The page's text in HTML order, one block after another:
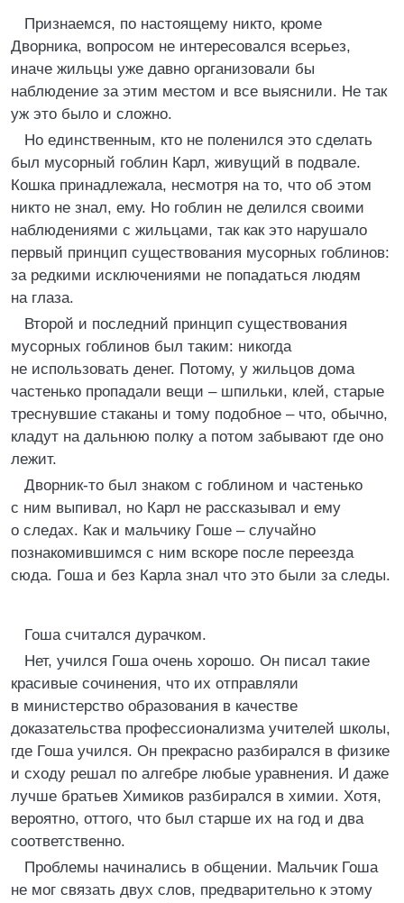
Признаемся, по настоящему никто, кроме
Дворника, вопросом не интересовался всерьез,
иначе жильцы уже давно организовали бы
наблюдение за этим местом и все выяснили. Не так
уж это было и сложно.
Но единственным, кто не поленился это сделать
был мусорный гоблин Карл, живущий в подвале.
Кошка принадлежала, несмотря на то, что об этом
никто не знал, ему. Но гоблин не делился своими
наблюдениями с жильцами, так как это нарушало
первый принцип существования мусорных гоблинов:
за редкими исключениями не попадаться людям
на глаза.
Второй и последний принцип существования
мусорных гоблинов был таким: никогда
не использовать денег. Потому, у жильцов дома
частенько пропадали вещи – шпильки, клей, старые
треснувшие стаканы и тому подобное – что, обычно,
кладут на дальнюю полку а потом забывают где оно
лежит.
Дворник-то был знаком с гоблином и частенько
с ним выпивал, но Карл не рассказывал и ему
о следах. Как и мальчику Гоше – случайно
познакомившимся с ним вскоре после переезда
сюда. Гоша и без Карла знал что это были за следы.
Гоша считался дурачком.
Нет, учился Гоша очень хорошо. Он писал такие
красивые сочинения, что их отправляли
в министерство образования в качестве
доказательства профессионализма учителей школы,
где Гоша учился. Он прекрасно разбирался в физике
и сходу решал по алгебре любые уравнения. И даже
лучше братьев Химиков разбирался в химии. Хотя,
вероятно, оттого, что был старше их на год и два
соответственно.
Проблемы начинались в общении. Мальчик Гоша
не мог связать двух слов, предварительно к этому